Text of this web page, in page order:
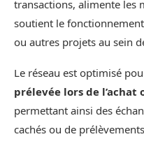
transactions, alimente les
soutient le
ou autres projets au sein
Le réseau est optimisé
prélevée lors de
permettant ainsi des
cachés ou de